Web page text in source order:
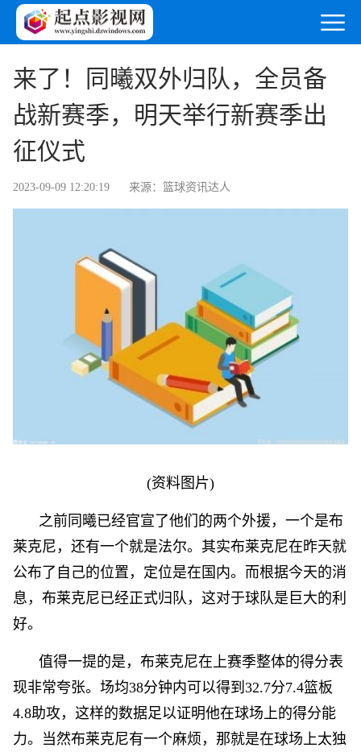
来了！同曦双外归队，全员备
战新赛季，明天举行新赛季出
征仪式
2023-09-09 12:20:19 来源：篮球资讯达人
(资料图片)
之前同曦已经官宣了他们的两个外援，一个是布
莱克尼，还有一个就是法尔。其实布莱克尼在昨天就
公布了自己的位置，定位是在国内。而根据今天的消
息，布莱克尼已经正式归队，这对于球队是巨大的利
好。
值得一提的是，布莱克尼在上赛季整体的得分表
现非常夸张。场均38分钟内可以得到32.7分7.4篮板
4.8助攻，这样的数据足以证明他在球场上的得分能
力。当然布莱克尼有一个麻烦，那就是在球场上太独